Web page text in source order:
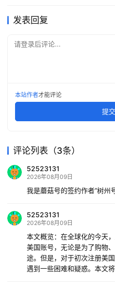
发表回复
请登录后评论...
本站作者才能评论
提交
评论列表（3条）
52523131
2026年08月09日
我是蘑菇号的签约作者“树州
52523131
2026年08月09日
本文概览：在全球化的今天
美国账号，无论是为了购物
途。但是，对于初次注册美
遇到一些困难和疑惑。本文